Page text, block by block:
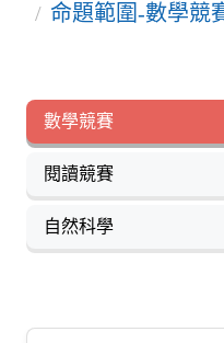
命題範圍-數學競
數學競賽
閱讀競賽
自然科學